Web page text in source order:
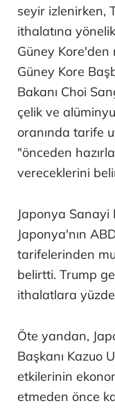
seyir izlenirken,
ithalatına
Güney Kore'den
Güney Kore
Bakanı Choi
çelik ve
oranında tarife
"önceden
vereceklerini
Japonya Sanayi
Japonya'nın
tarifelerinden
belirtti. Trump
ithalatlara
Öte yandan,
Başkanı Kazuo
etkilerinin
etmeden önce